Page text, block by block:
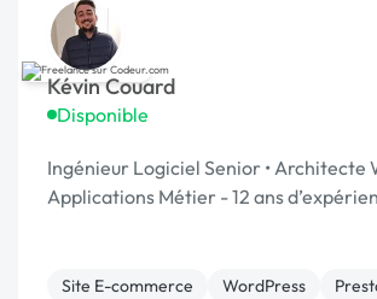
Kévin Couard
Disponible
Ingénieur Logiciel Senior • Architecte
Applications Métier - 12 ans
Site E-commerce WordPress